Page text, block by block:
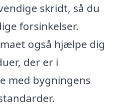
skridt, så du
forsinkelser.
også hjælpe dig
der er i
med bygningens